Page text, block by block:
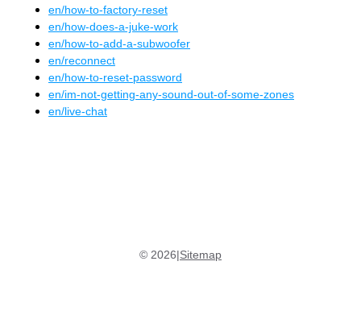
en/how-to-factory-reset
en/how-does-a-juke-work
en/how-to-add-a-subwoofer
en/reconnect
en/how-to-reset-password
en/im-not-getting-any-sound-out-of-some-zones
en/live-chat
© 2026|Sitemap